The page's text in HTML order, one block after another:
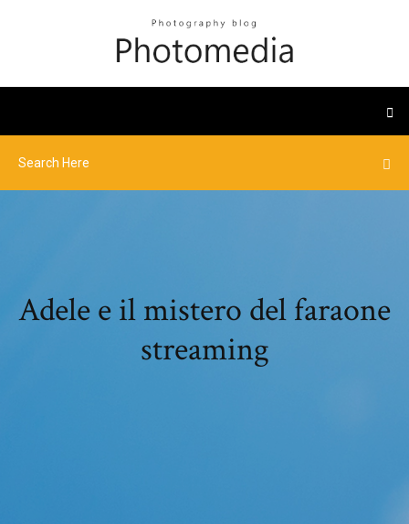
Adele e il mistero del faraone
streaming